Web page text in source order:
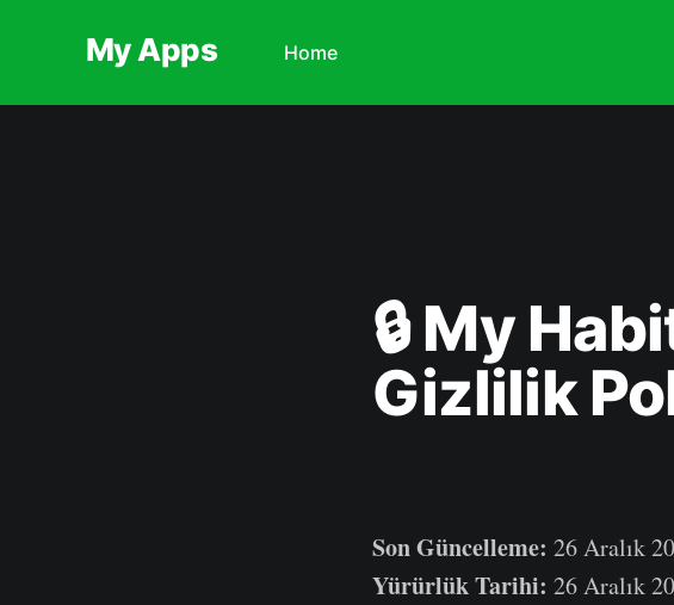
My Apps Home
🔒 My
Gizlilik
Son Güncelleme: 26 Aralık
Yürürlük Tarihi: 26 Aralık